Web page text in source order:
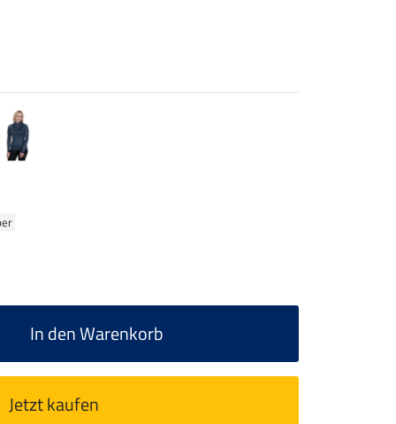
In den Warenkorb
Jetzt kaufen